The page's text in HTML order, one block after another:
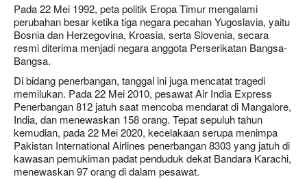
Pada 22 Mei 1992, peta politik Eropa Timur mengalami
perubahan besar ketika tiga negara pecahan Yugoslavia, yaitu
Bosnia dan Herzegovina, Kroasia, serta Slovenia, secara
resmi diterima menjadi negara anggota Perserikatan Bangsa-
Bangsa.
Di bidang penerbangan, tanggal ini juga mencatat tragedi
memilukan. Pada 22 Mei 2010, pesawat Air India Express
Penerbangan 812 jatuh saat mencoba mendarat di Mangalore,
India, dan menewaskan 158 orang. Tepat sepuluh tahun
kemudian, pada 22 Mei 2020, kecelakaan serupa menimpa
Pakistan International Airlines penerbangan 8303 yang jatuh di
kawasan pemukiman padat penduduk dekat Bandara Karachi,
menewaskan 97 orang di dalam pesawat.